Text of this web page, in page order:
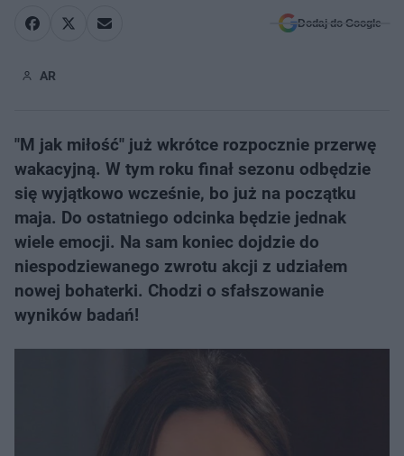
Dodaj do Google
AR
"M jak miłość" już wkrótce rozpocznie przerwę
wakacyjną. W tym roku finał sezonu odbędzie
się wyjątkowo wcześnie, bo już na początku
maja. Do ostatniego odcinka będzie jednak
wiele emocji. Na sam koniec dojdzie do
niespodziewanego zwrotu akcji z udziałem
nowej bohaterki. Chodzi o sfałszowanie
wyników badań!